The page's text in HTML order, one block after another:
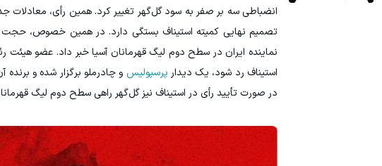
انضباطی سه بر صفر به سود گل‌گهر تغییر کرد. همین رأی، معادلات
تصمیم نهایی کمیته استیناف بستگی دارد. در همین خصوص، حجت
نماینده ایران در سطح دوم لیگ قهرمانان آسیا خبر داد. عضو هیئت
استیناف رد شود، یک دیدار پرسپولیس و چادرملو برگزار شده و
در صورت تأیید رأی در استیناف نیز گل‌گهر راهی سطح دوم لیگ